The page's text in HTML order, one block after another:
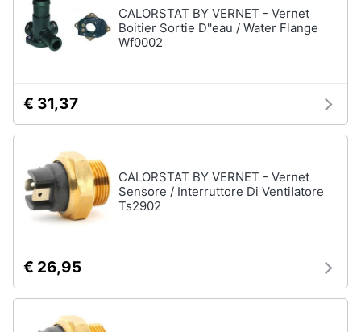
CALORSTAT BY VERNET - Vernet
Boitier Sortie D''eau / Water Flange
Wf0002
€ 31,37
CALORSTAT BY VERNET - Vernet
Sensore / Interruttore Di Ventilatore
Ts2902
€ 26,95